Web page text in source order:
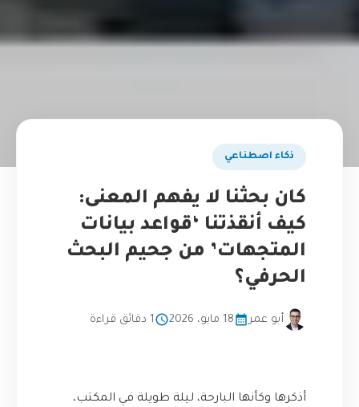
ذكاء اصطناعي
كان بحثنا لا يفهم المعنى:
كيف أنقذتنا ‘قواعد بيانات
المتجهات’ من جحيم البحث
الحرفي؟
أبو عمر 18 مايو، 2026 1 دقائق قراءة
أذكرها وكأنها البارحة، ليلة طويلة في المكتب،